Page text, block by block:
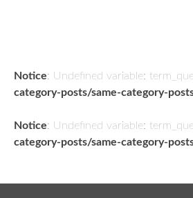
Notice: Undefined variable:
category-posts/same-category-
Notice: Undefined variable:
category-posts/same-category-